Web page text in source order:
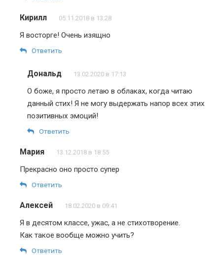
Кирилл 05.11.2018 в 13:28
Я восторге! Очень изящно
Ответить
Дональд 13.02.2020 в 17:13
О боже, я просто летаю в облаках, когда читаю
данный стих! Я не могу выдержать напор всех этих
позитивных эмоций!
Ответить
Мария 13.12.2018 в 18:55
Прекрасно оно просто супер
Ответить
Алексей 18.02.2020 в 09:41
Я в десятом классе, ужас, а не стихотворение.
Как такое вообще можно учить?
Ответить